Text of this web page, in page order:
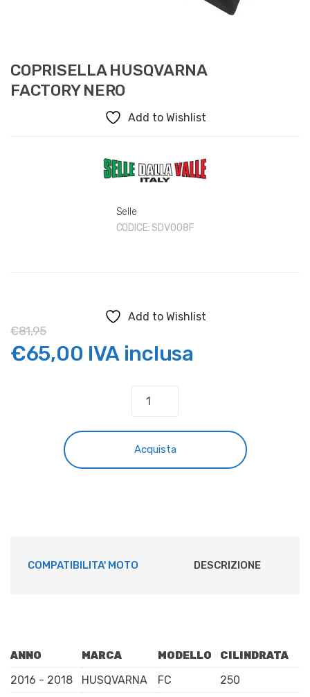
COPRISELLA HUSQVARNA
FACTORY NERO
Add to Wishlist
Selle
CODICE:SDV008F
Add to Wishlist
€81,95
Il
€65,00 IlIVA inclusa
FACTORY
NERO
Acquista
COMPATIBILITA' MOTO DESCRIZIONE
ANNO MARCA MODELLO CILINDRATA
2016 - 2018 HUSQVARNA FC
250